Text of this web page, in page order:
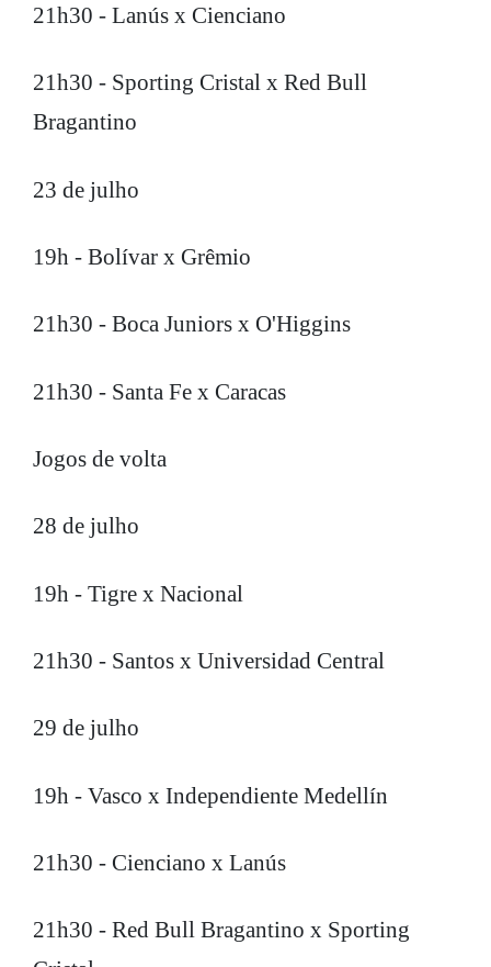
21h30 - Lanús x Cienciano
21h30 - Sporting Cristal x Red Bull
Bragantino
23 de julho
19h - Bolívar x Grêmio
21h30 - Boca Juniors x O'Higgins
21h30 - Santa Fe x Caracas
Jogos de volta
28 de julho
19h - Tigre x Nacional
21h30 - Santos x Universidad Central
29 de julho
19h - Vasco x Independiente Medellín
21h30 - Cienciano x Lanús
21h30 - Red Bull Bragantino x Sporting